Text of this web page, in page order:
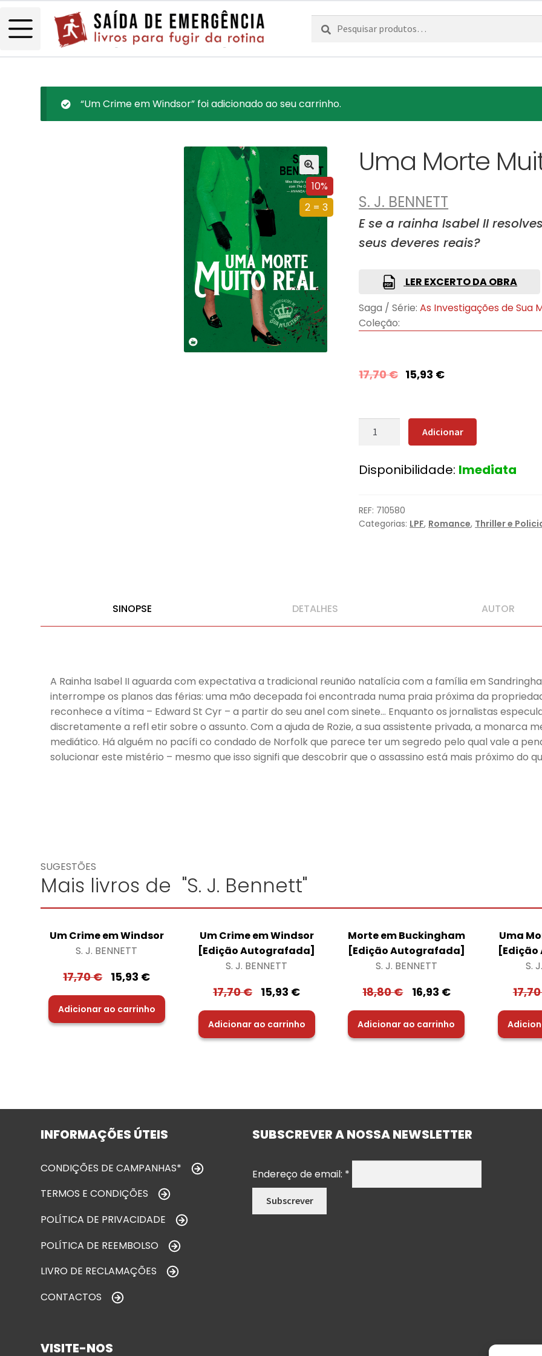
Pesquisar
por:
Pesquisa
“Um Crime em Windsor” foi adicionado ao seu carrinho.
10%
2 = 3
Uma Morte
S. J. BENNETT
E se a rainha Isabel II
seus deveres reais?
LER EXCERTO DA OBRA
Saga / Série: As Investigações de Sua
Coleção:
17,70€ 15,93 €
Quantidade
Morte
Adicionar
Disponibilidade: Imediata
REF: 710580
Categorias: LPF, Romance, Thriller e
SINOPSE DETALHES AUTOR
A Rainha Isabel II aguarda com expectativa a tradicional reunião natalícia com a família em
interrompe os planos das férias: uma mão decepada foi encontrada numa praia próxima da
reconhece a vítima – Edward St Cyr – a partir do seu anel com sinete… Enquanto os jornalistas
discretamente a refl etir sobre o assunto. Com a ajuda de Rozie, a sua assistente privada, a monarca
mediático. Há alguém no pacífi co condado de Norfolk que parece ter um segredo pelo qual vale a
solucionar este mistério – mesmo que isso signifi que descobrir que o assassino está mais próximo do
SUGESTÕES
Mais livros de "S. J. Bennett"
Um Crime em Windsor
S. J. BENNETT
17,70€ 15,93 €
Adicionar ao carrinho
Um Crime em Windsor
[Edição Autografada]
S. J. BENNETT
17,70€ 15,93 €
Adicionar ao carrinho
Morte em Buckingham
[Edição Autografada]
S. J. BENNETT
18,80€ 16,93 €
Adicionar ao carrinho
Uma
S.
INFORMAÇÕES ÚTEIS
CONDIÇÕES DE CAMPANHAS*
TERMOS E CONDIÇÕES
POLÍTICA DE PRIVACIDADE
POLÍTICA DE REEMBOLSO
LIVRO DE RECLAMAÇÕES
CONTACTOS
SUBSCREVER A NOSSA NEWSLETTER
Endereço de email: *
VISITE-NOS